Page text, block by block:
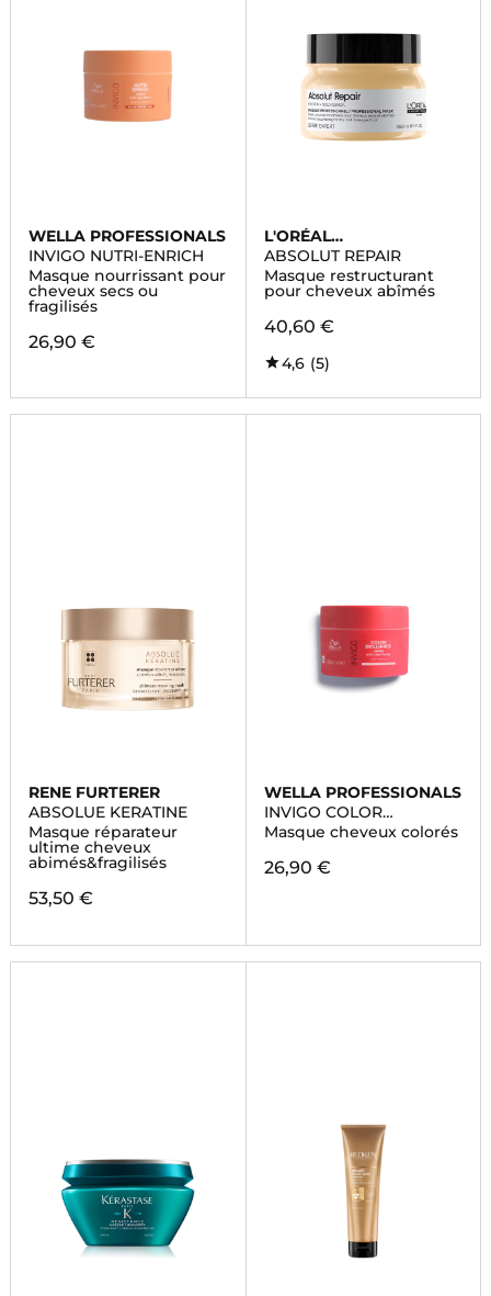
WELLA PROFESSIONALS
INVIGO NUTRI-ENRICH
Masque nourrissant pour
cheveux secs ou
fragilisés
26,90 €
L'ORÉAL
PROFESSIONNEL
ABSOLUT REPAIR
Masque restructurant
pour cheveux abîmés
40,60 €
4,6 (5)
RENE FURTERER
ABSOLUE KERATINE
Masque réparateur
ultime cheveux
abimés&fragilisés
53,50 €
WELLA PROFESSIONALS
INVIGO COLOR
BRILLIANCE
Masque cheveux colorés
26,90 €